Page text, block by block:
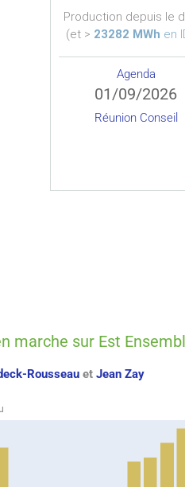
Agenda
01/09/2026
Réunion Conseil
marche sur Est
Rousseauet Jean Zay